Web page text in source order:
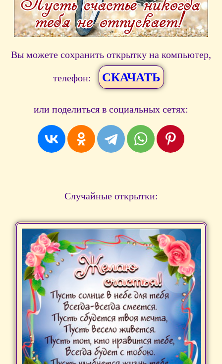
Вы можете сохранить открытку на компьютер,
телефон: СКАЧАТЬ
или поделиться в социальных сетях:
Случайные открытки: